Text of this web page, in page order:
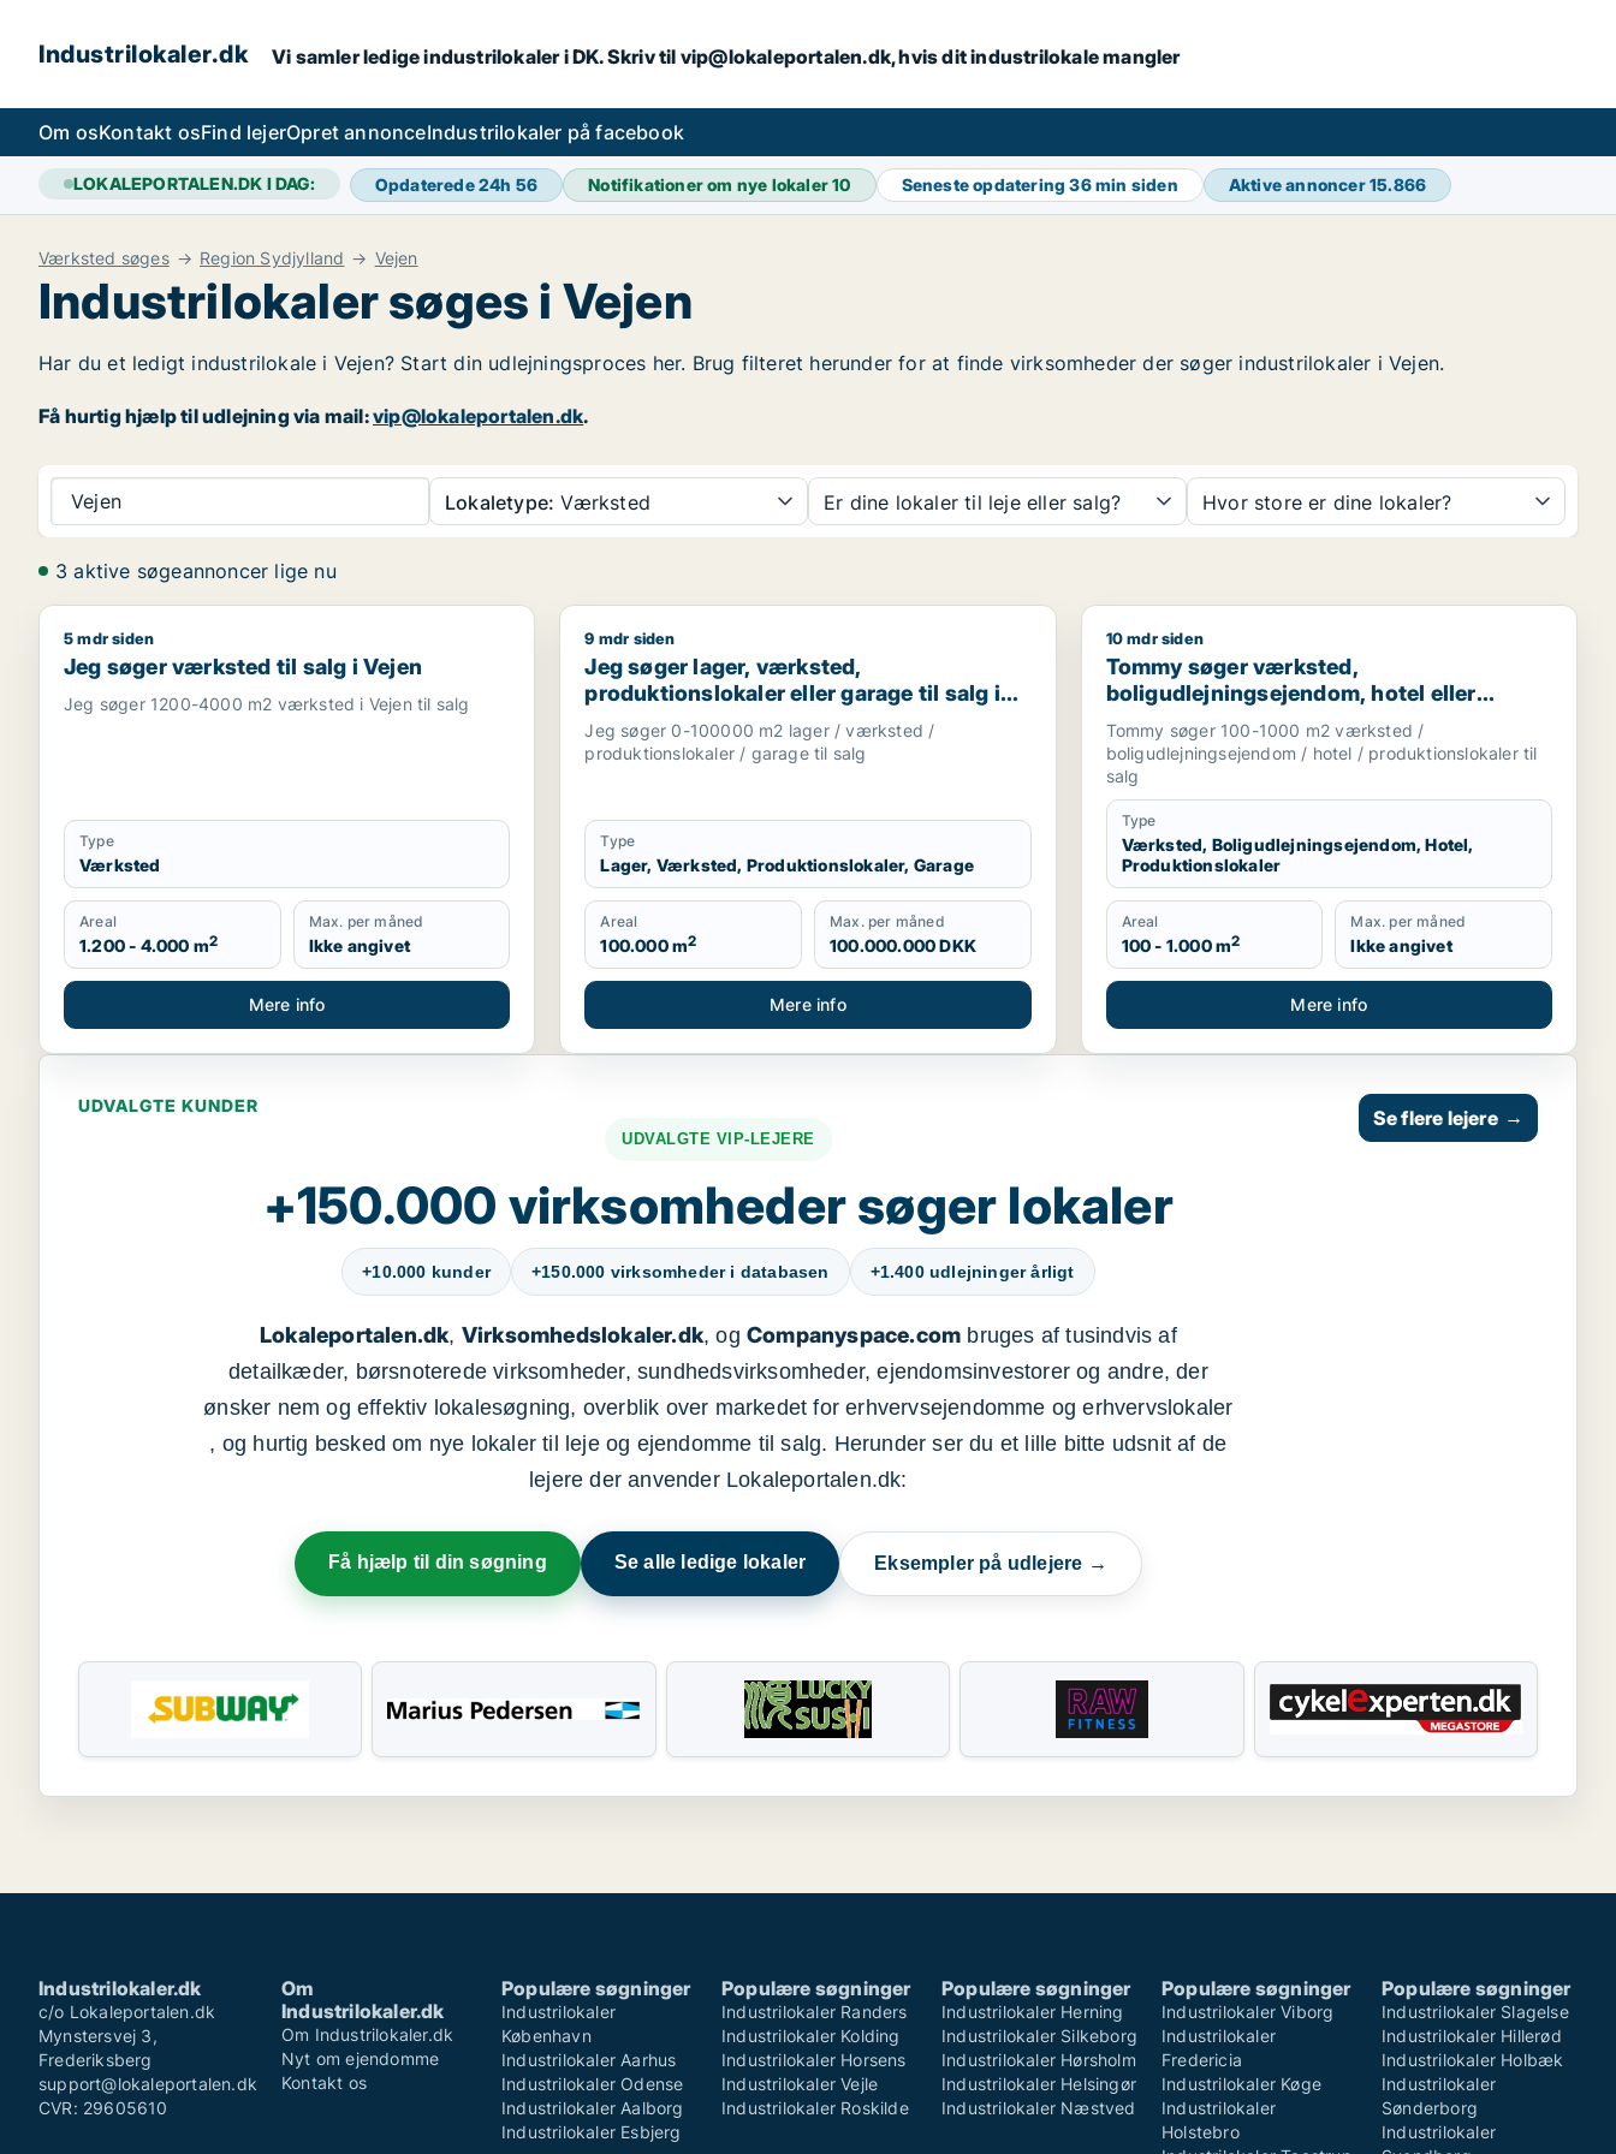
Industrilokaler.dk Vi samler ledige industrilokaler i DK. Skriv til vip@lokaleportalen.dk, hvis dit industrilokale mangler
Om osKontakt osFind lejerOpret annonceIndustrilokaler på facebook
LOKALEPORTALEN.DK I DAG: Opdaterede 24h 56 Notifikationer om nye lokaler10 Seneste opdatering36 min siden Aktive annoncer15.866
Værksted søges Region Sydjylland Vejen
Industrilokaler søges i Vejen
Har du et ledigt industrilokale i Vejen? Start din udlejningsproces her. Brug filteret herunder for at finde virksomheder der søger industrilokaler i Vejen.
Få hurtig hjælp til udlejning via mail:vip@lokaleportalen.dk.
Vejen Lokaletype: Værksted Er dine lokaler til leje eller salg? Hvor store er dine lokaler?
3 aktive søgeannoncer lige nu
Jeg søger værksted til salg i Vejen
5 mdr siden
Jeg søger værksted til salg i Vejen
Jeg søger 1200-4000 m2 værksted i Vejen til salg
Type
Værksted
Areal
1.200 - 4.000 m2
Max. per måned
Ikke angivet
Mere info
Jeg søger lager, værksted, produktionslokaler eller garage til salg i Vejen, Brørup eller Holsted m.fl.
9 mdr siden
Jeg søger lager, værksted,
produktionslokaler eller garage til salg i
Vejen, Brørup eller Holsted m.fl.
Jeg søger 0-100000 m2 lager / værksted /
produktionslokaler / garage til salg
Type
Lager, Værksted, Produktionslokaler, Garage
Areal
100.000 m2
Max. per måned
100.000.000 DKK
Mere info
Tommy søger værksted, boligudlejningsejendom,
10 mdr siden
Tommy søger værksted,
boligudlejningsejendom, hotel eller
produktionslokaler til salg i
Trekantsområdet
Tommy søger 100-1000 m2 værksted /
boligudlejningsejendom / hotel / produktionslokaler til
salg
Type
Værksted, Boligudlejningsejendom, Hotel,
Produktionslokaler
Areal
100 - 1.000 m2
Max. per måned
Ikke angivet
Mere info
UDVALGTE KUNDER
UDVALGTE VIP-LEJERE
+150.000 virksomheder søger lokaler
+10.000 kunder +150.000 virksomheder i databasen +1.400 udlejninger årligt
Lokaleportalen.dk, Virksomhedslokaler.dk, og Companyspace.com bruges af tusindvis af
detailkæder, børsnoterede virksomheder, sundhedsvirksomheder, ejendomsinvestorer og andre, der
ønsker nem og effektiv lokalesøgning, overblik over markedet for erhvervsejendomme og erhvervslokaler
, og hurtig besked om nye lokaler til leje og ejendomme til salg. Herunder ser du et lille bitte udsnit af de
lejere der anvender Lokaleportalen.dk:
Få hjælp til din søgning Se alle ledige lokaler Eksempler på udlejere →
Se flere lejere →
Industrilokaler.dk
c/o Lokaleportalen.dk
Mynstersvej 3,
Frederiksberg
support@lokaleportalen.dk
CVR: 29605610
Om
Industrilokaler.dk
Om Industrilokaler.dk
Nyt om ejendomme
Kontakt os
Populære søgninger
Industrilokaler
København
Industrilokaler Aarhus
Industrilokaler Odense
Industrilokaler Aalborg
Industrilokaler Esbjerg
Populære søgninger
Industrilokaler Randers
Industrilokaler Kolding
Industrilokaler Horsens
Industrilokaler Vejle
Industrilokaler Roskilde
Populære søgninger
Industrilokaler Herning
Industrilokaler Silkeborg
Industrilokaler Hørsholm
Industrilokaler Helsingør
Industrilokaler Næstved
Populære søgninger
Industrilokaler Viborg
Industrilokaler
Fredericia
Industrilokaler Køge
Industrilokaler
Holstebro
Populære søgninger
Industrilokaler Slagelse
Industrilokaler Hillerød
Industrilokaler Holbæk
Industrilokaler
Sønderborg
Industrilokaler